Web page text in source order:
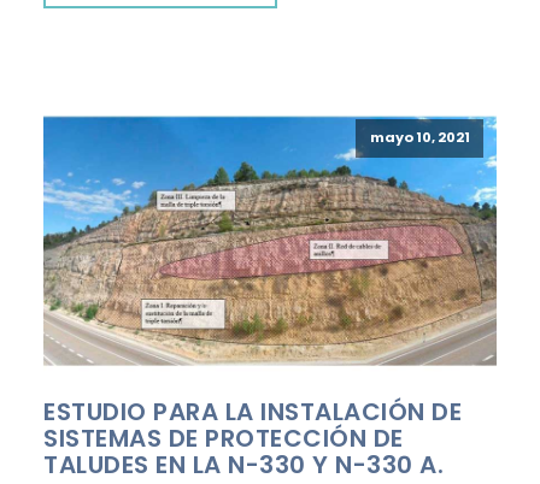
mayo 10, 2021
ESTUDIO PARA LA INSTALACIÓN DE
SISTEMAS DE PROTECCIÓN DE
TALUDES EN LA N-330 Y N-330 A.